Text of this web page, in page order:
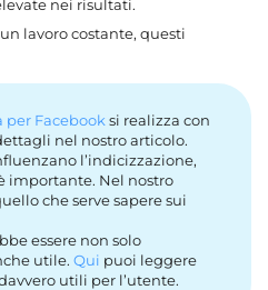
nei risultati.
lavoro costante, questi
per Facebook si realizza con
nel nostro articolo.
l’indicizzazione,
importante. Nel nostro
che serve sapere sui
essere non solo
utile. Qui puoi leggere
utili per l’utente.